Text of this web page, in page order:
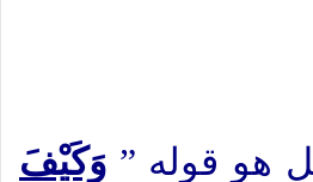
هو قوله ” وَكَيْفَ